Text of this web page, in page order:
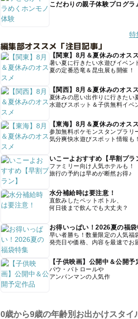
こだわりの親子体験プログラ
特
編集部オススメ「注目記事」
【関東】8月＆夏休みのオス
暑い夏に行きたい水遊びイベン
夏の定番恐竜＆昆虫展も開催！
【関西】8月＆夏休みのオス
夏休みの思い出作りに行きたい
水遊びスポット＆子供無料イベ
【東海】8月＆夏休みのオス
参加無料ポケモンスタンプラリ
気分爽快水遊びスポット情報も！
いこーよおすすめ【早割プラ
ファミリー向け人気ホテルも！
旅行の予約は早めが断然お得♪
水分補給時は要注意！
直飲みしたペットボトル、
何日後まで飲んでも大丈夫？
お得いっぱい！2026夏の福袋
早い者勝ち！数量限定の人気福
発売日や価格、内容を最速でお
【子供映画】公開中＆公開予
パウ・パトロールや
アンパンマンの人気作
0歳から9歳の年齢別お出かけスタイ